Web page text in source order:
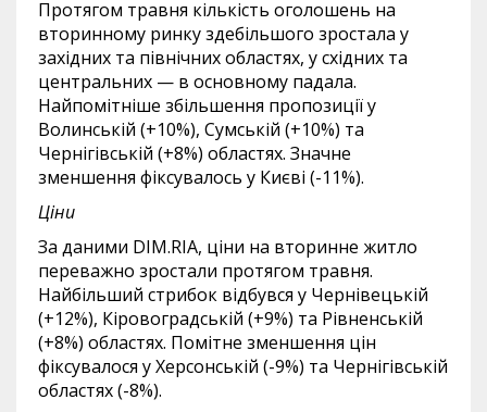
Протягом травня кількість оголошень на
вторинному ринку здебільшого зростала у
західних та північних областях, у східних та
центральних — в основному падала.
Найпомітніше збільшення пропозиції у
Волинській (+10%), Сумській (+10%) та
Чернігівській (+8%) областях. Значне
зменшення фіксувалось у Києві (-11%).
Ціни
За даними DIM.RIA, ціни на вторинне житло
переважно зростали протягом травня.
Найбільший стрибок відбувся у Чернівецькій
(+12%), Кіровоградській (+9%) та Рівненській
(+8%) областях. Помітне зменшення цін
фіксувалося у Херсонській (-9%) та Чернігівській
областях (-8%).